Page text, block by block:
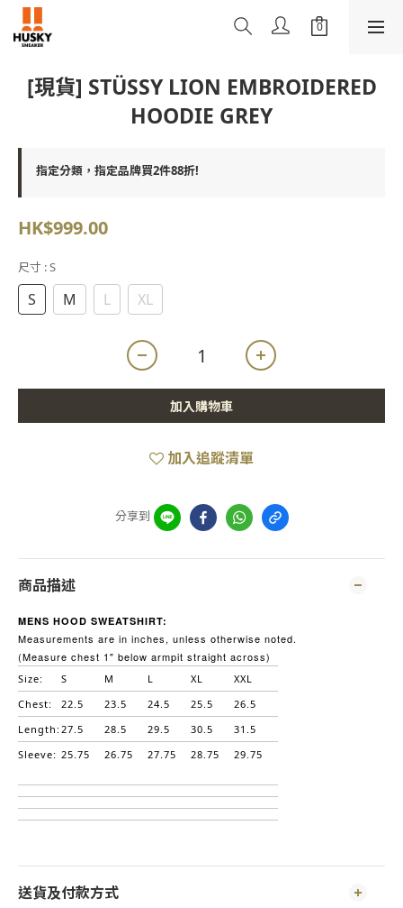
[現貨] STÜSSY LION EMBROIDERED
HOODIE GREY
指定分類，指定品牌買2件88折!
HK$999.00
尺寸 : S
S M L XL
加入購物車
加入追蹤清單
分享到
商品描述
MENS HOOD SWEATSHIRT:
Measurements are in inches, unless otherwise noted.
(Measure chest 1" below armpit straight across)
Size: S M L XL
XXL
Chest:
22.5 23.5 24.5 25.5
26.5
Length: 27.5 28.5 29.5 30.5
31.5
Sleeve: 25.75 26.75 27.75 28.75 29.75
送貨及付款方式